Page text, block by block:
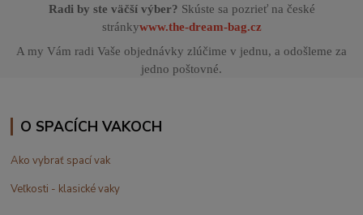
Radi by ste väčší výber? Skúste sa pozrieť na české
stránkywww.the-dream-bag.cz
A my Vám radi Vaše objednávky zlúčime v jednu, a odošleme za
jedno poštovné.
O SPACÍCH VAKOCH
Ako vybrať spací vak
Veľkosti - klasické vaky